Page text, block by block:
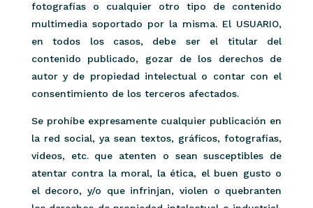
fotografías o cualquier otro tipo de contenido
multimedia soportado por la misma. El USUARIO,
en todos los casos, debe ser el titular del
contenido publicado, gozar de los derechos de
autor y de propiedad intelectual o contar con el
consentimiento de los terceros afectados.
Se prohíbe expresamente cualquier publicación en
la red social, ya sean textos, gráficos, fotografías,
vídeos, etc. que atenten o sean susceptibles de
atentar contra la moral, la ética, el buen gusto o
el decoro, y/o que infrinjan, violen o quebranten